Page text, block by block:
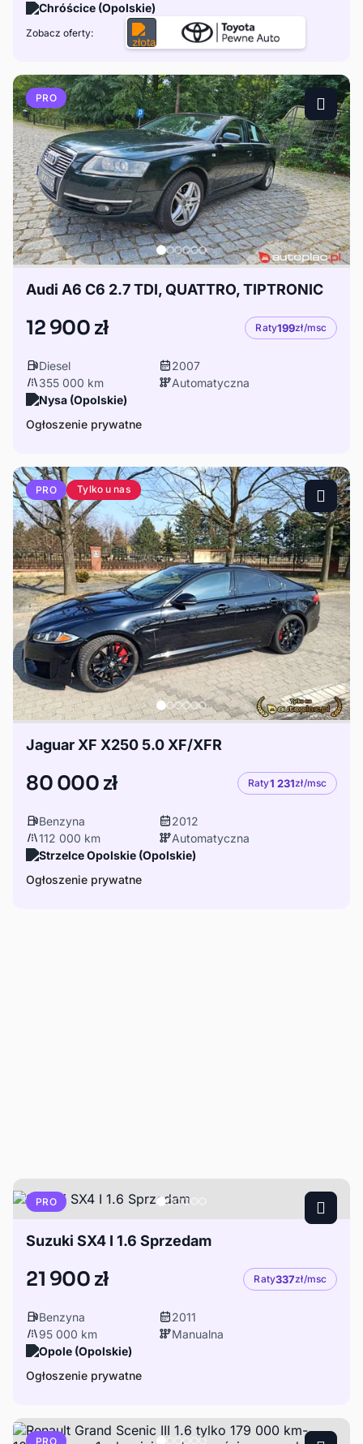
Chróścice (Opolskie)
Zobacz oferty:
PRO
Audi A6 C6 2.7 TDI, QUATTRO, TIPTRONIC
12 900 zł Raty199zł/msc
Diesel
2007
355 000 km
Automatyczna
Nysa (Opolskie)
Ogłoszenie prywatne
PRO Tylko u nas
Jaguar XF X250 5.0 XF/XFR
80 000 zł Raty1 231zł/msc
Benzyna
2012
112 000 km
Automatyczna
Strzelce Opolskie (Opolskie)
Ogłoszenie prywatne
PRO
Suzuki SX4 I 1.6 Sprzedam
21 900 zł Raty337zł/msc
Benzyna
2011
95 000 km
Manualna
Opole (Opolskie)
Ogłoszenie prywatne
PRO